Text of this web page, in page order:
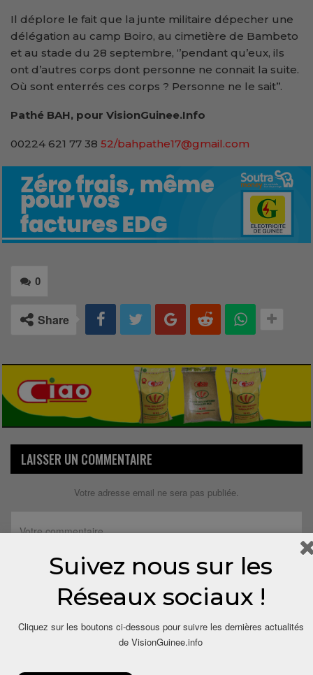
Il déplore le fait que la junte militaire dépecher une
délégation au camp Boiro, au cimetière de Bambeto
et au stade du 28 septembre, ‘’pendant qu’eux, ils
ont d’autres corps dont personne ne connait la suite.
Où sont enterrés ces corps ? Personne ne le sait’’.
Pathé BAH, pour VisionGuinee.Info
00224 621 77 38 52/bahpathe17@gmail.com
0
Share
LAISSER UN COMMENTAIRE
Votre adresse email ne sera pas publiée.
Suivez nous sur les
Réseaux sociaux !
Cliquez sur les boutons ci-dessous pour suivre les dernières actualités
de VisionGuinee.info